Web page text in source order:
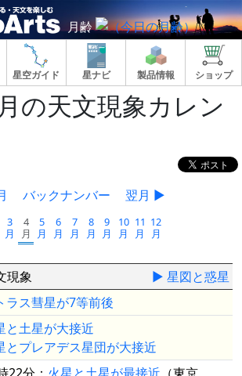
月齢
星空ガイド 星ナビ 製品情報 ショップ
の天文現象カレン
バックナンバー 翌月 ▶
3
月
4
月
5
月
6
月
7
月
8
月
9
月
10
月
11
月
12
月
現象
▶ 星図と惑星
ラス彗星が7等前後
と土星が大接近
とプレアデス星団が大接近